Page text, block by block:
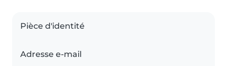
Pièce d'identité
Adresse e-mail